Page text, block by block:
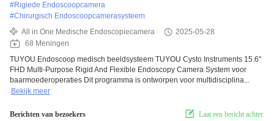
#Rigiede Endoscoopcamera
#Chirurgisch Endoscoopcamerasysteem
All in One Medische Endoscopiecamera
2025-05-28
68 Meningen
TUYOU Endoscoop medisch beeldsysteem TUYOU Cysto Instruments 15.6"
FHD Multi-Purpose Rigid And Flexible Endoscopy Camera System voor
baarmoederoperaties Dit programma is ontworpen voor multidisciplina...
Bekijk meer
Berichten van bezoekers Laat een bericht achter.